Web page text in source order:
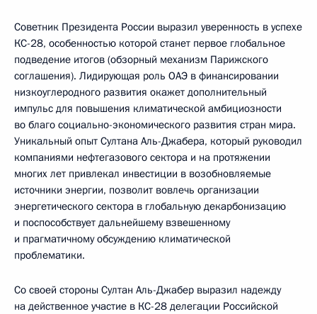
Советник Президента России выразил уверенность в успехе
КС-28, особенностью которой станет первое глобальное
подведение итогов (обзорный механизм Парижского
соглашения). Лидирующая роль ОАЭ в финансировании
низкоуглеродного развития окажет дополнительный
импульс для повышения климатической амбициозности
во благо социально-экономического развития стран мира.
Уникальный опыт Султана Аль-Джабера, который руководил
компаниями нефтегазового сектора и на протяжении
многих лет привлекал инвестиции в возобновляемые
источники энергии, позволит вовлечь организации
энергетического сектора в глобальную декарбонизацию
и поспособствует дальнейшему взвешенному
и прагматичному обсуждению климатической
проблематики.
Со своей стороны Султан Аль-Джабер выразил надежду
на действенное участие в КС-28 делегации Российской